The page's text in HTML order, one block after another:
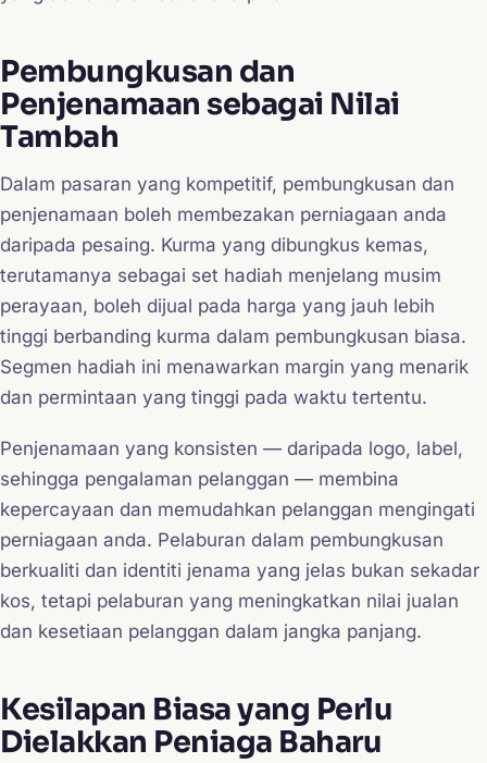
Pembungkusan dan
Penjenamaan sebagai Nilai
Tambah
Dalam pasaran yang kompetitif, pembungkusan dan
penjenamaan boleh membezakan perniagaan anda
daripada pesaing. Kurma yang dibungkus kemas,
terutamanya sebagai set hadiah menjelang musim
perayaan, boleh dijual pada harga yang jauh lebih
tinggi berbanding kurma dalam pembungkusan biasa.
Segmen hadiah ini menawarkan margin yang menarik
dan permintaan yang tinggi pada waktu tertentu.
Penjenamaan yang konsisten — daripada logo, label,
sehingga pengalaman pelanggan — membina
kepercayaan dan memudahkan pelanggan mengingati
perniagaan anda. Pelaburan dalam pembungkusan
berkualiti dan identiti jenama yang jelas bukan sekadar
kos, tetapi pelaburan yang meningkatkan nilai jualan
dan kesetiaan pelanggan dalam jangka panjang.
Kesilapan Biasa yang Perlu
Dielakkan Peniaga Baharu